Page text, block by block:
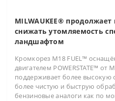
MILWAUKEE®
снижать утомляемость
ландшафтом
Кромкорез M18 FUEL™
двигателем POWERSTATE™ от
поддерживает более высокую
более чистую и быструю
бензиновые аналоги как по